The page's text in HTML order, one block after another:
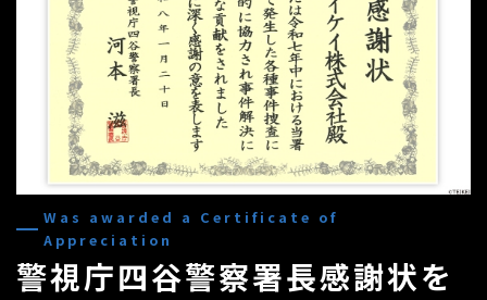
Was awarded a Certificate of
Appreciation
警視庁四谷警察署長感謝状を